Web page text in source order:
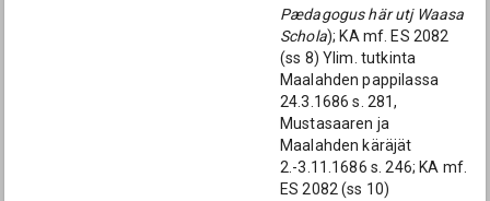
Pædagogus här utj Waasa
Schola); KA mf. ES 2082
(ss 8) Ylim. tutkinta
Maalahden pappilassa
24.3.1686 s. 281,
Mustasaaren ja
Maalahden käräjät
2.-3.11.1686 s. 246; KA mf.
ES 2082 (ss 10)